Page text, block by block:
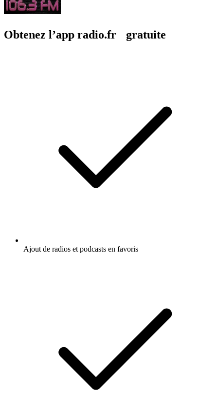
Obtenez l’app radio.fr gratuite
Ajout de radios et podcasts en favoris